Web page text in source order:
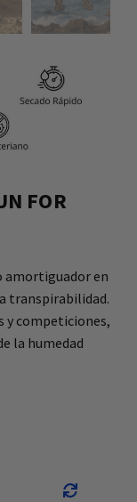
FOR
amortiguador en
transpirabilidad.
y competiciones,
la humedad